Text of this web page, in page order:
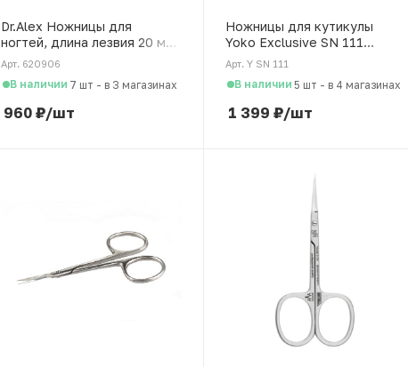
Dr.Alex Ножницы для
ногтей, длина лезвия 20 мм,
студийная заточка, ND-
0906
Арт. 620906
В наличии 7 шт - в 3 магазинах
960₽/шт
Ножницы для кутикулы
Yoko Exclusive SN 111
японская сталь, 10,5 см
Арт. Y SN 111
В наличии 5 шт - в 4 магазинах
1 399 ₽/шт